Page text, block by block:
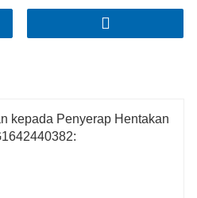
pelbagai keadaan
hayat
membolehkan penalaan
berbeza. Ini membolehkan
rasa perjalanan mengikut
yang Dipertingkatkan:
kepada Penyerap Hentakan